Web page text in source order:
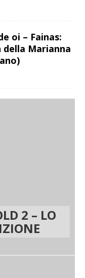
oi – Fainas:
della Marianna
2 – LO